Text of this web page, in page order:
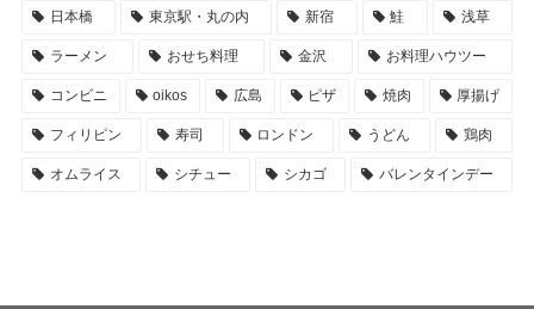
日本橋 東京駅・丸の内 新宿 鮭 浅草
ラーメン おせち料理 金沢 お料理ハウツー
コンビニ oikos 広島 ピザ 焼肉 厚揚げ
フィリピン 寿司 ロンドン うどん 鶏肉
オムライス シチュー シカゴ バレンタインデー